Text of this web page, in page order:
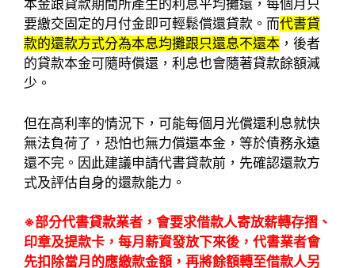
本金跟貸款期間所產生的利息平均攤還，每個月只
要繳交固定的月付金即可輕鬆償還貸款。而代書貸
款的還款方式分為本息均攤跟只還息不還本 ，後者
的貸款本金可隨時償還，利息也會隨著貸款餘額減
少。
但在高利率的情況下，可能每個月光償還利息就快
無法負荷了，恐怕也無力償還本金，等於債務永遠
還不完。因此建議申請代書貸款前，先確認還款方
式及評估自身的還款能力。
※部分代書貸款業者，會要求借款人寄放薪轉存摺、
印章及提款卡，每月薪資發放下來後，代書業者會
先扣除當月的應繳款金額，再將餘額轉至借款人另